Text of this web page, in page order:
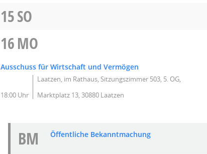
15SO
16MO
Ausschuss für Wirtschaft und Vermögen
18:00 Uhr
Laatzen, im Rathaus, Sitzungszimmer 503, 5. OG,
Marktplatz 13, 30880 Laatzen
BM Öffentliche Bekanntmachung